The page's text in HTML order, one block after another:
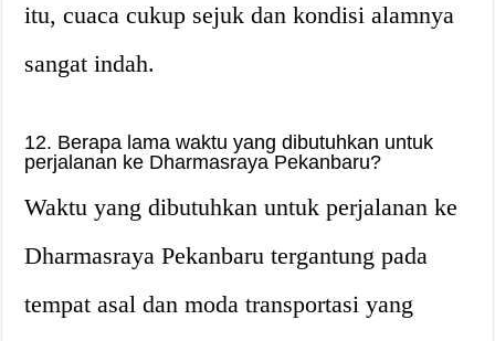
itu, cuaca cukup sejuk dan kondisi alamnya
sangat indah.
12. Berapa lama waktu yang dibutuhkan untuk
perjalanan ke Dharmasraya Pekanbaru?
Waktu yang dibutuhkan untuk perjalanan ke
Dharmasraya Pekanbaru tergantung pada
tempat asal dan moda transportasi yang